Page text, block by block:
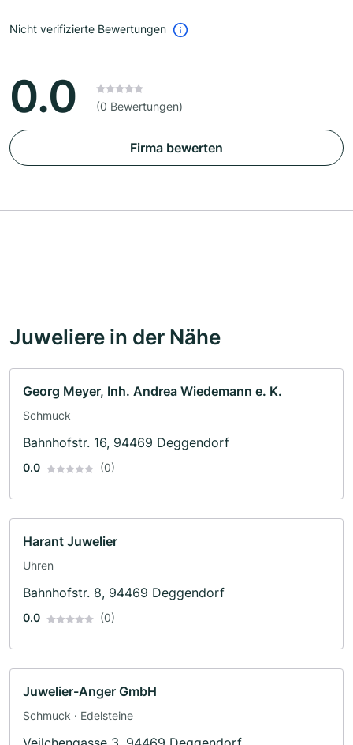
Nicht verifizierte Bewertungen
0.0 (0 Bewertungen)
Firma bewerten
Juweliere in der Nähe
Georg Meyer, Inh. Andrea Wiedemann e. K.
Schmuck
Bahnhofstr. 16, 94469 Deggendorf
0.0 (0)
Harant Juwelier
Uhren
Bahnhofstr. 8, 94469 Deggendorf
0.0 (0)
Juwelier-Anger GmbH
Schmuck · Edelsteine